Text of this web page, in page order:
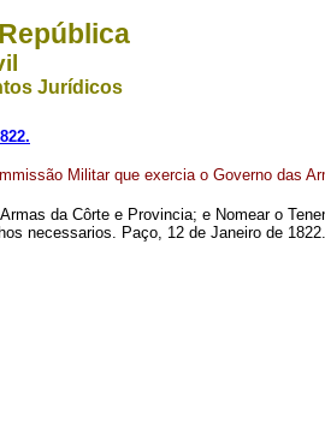
Jurídicos
Militar que exercia o Governo das
da Côrte e Provincia; e Nomear o
necessarios. Paço, 12 de Janeiro de 1822.